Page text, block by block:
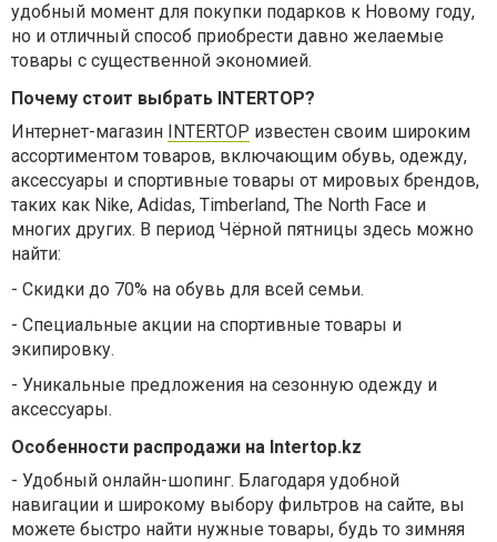
удобный момент для покупки подарков к Новому году,
но и отличный способ приобрести давно желаемые
товары с существенной экономией.
Почему стоит выбрать INTERTOP?
Интернет-магазин
INTERTOP известен своим широким
ассортиментом товаров, включающим обувь, одежду,
аксессуары и спортивные товары от мировых брендов,
таких как Nike, Adidas, Timberland, The North Face и
многих других. В период Чёрной пятницы здесь можно
найти:
- Скидки до 70% на обувь для всей семьи.
- Специальные акции на спортивные товары и
экипировку.
- Уникальные предложения на сезонную одежду и
аксессуары.
Особенности распродажи на Intertop.kz
- Удобный онлайн-шопинг. Благодаря удобной
навигации и широкому выбору фильтров на сайте, вы
можете быстро найти нужные товары, будь то зимняя